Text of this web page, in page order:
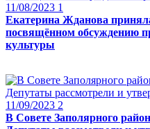
11/08/2023 1
Екатерина Жданова
посвящённом обсуждению
культуры
11/09/2023 2
В Совете Заполярного